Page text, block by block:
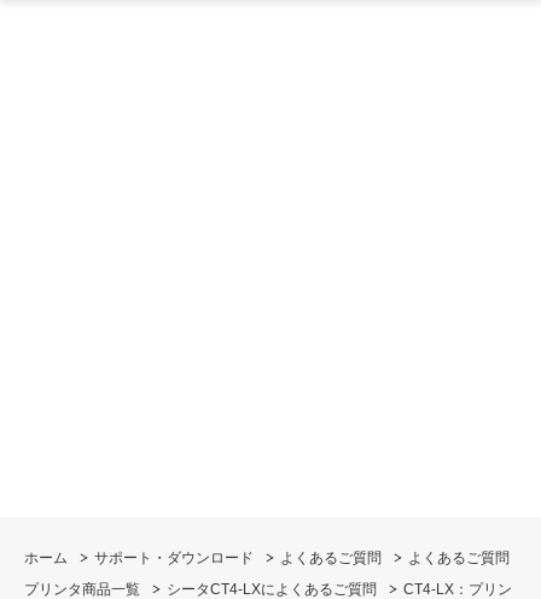
ホーム サポート・ダウンロード よくあるご質問
よくあるご質問
プリンタ商品一覧
シータCT4-LXによくあるご質問
CT4-LX：プリン